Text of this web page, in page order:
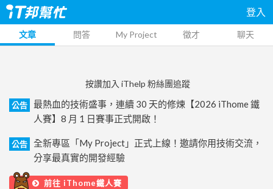
登入
文章 問答 My Project 徵才 聊天
按讚加入 iThelp 粉絲團追蹤
公告
最熱血的技術盛事，連續 30 天的修煉【2026 iThome 鐵
人賽】8 月 1 日賽事正式開啟！
公告
全新專區「My Project」正式上線！邀請你用技術交流，
分享最真實的開發經驗
前往 iThome鐵人賽